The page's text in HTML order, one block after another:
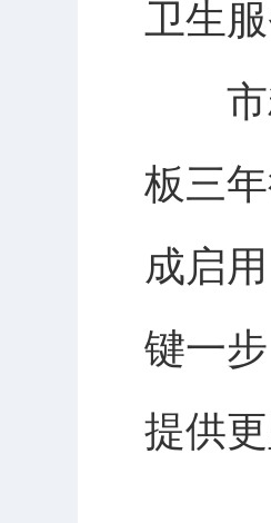
卫生
市精
板三
成启
键一
提供